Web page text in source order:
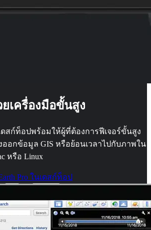
เครื่องมือขั้นสูง
เดสก์ท็อปพร้อมให้ผู้ที่ต้องการฟีเจอร์ขั้นสูง
ออกข้อมูล GIS หรือย้อนเวลาไปกับภาพใน
หรือ Linux
Pro ในเดสก์ท็อป